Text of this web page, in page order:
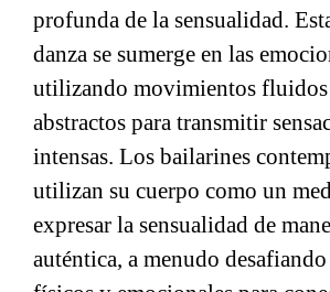
profunda de la sensualidad.
danza se sumerge en las
utilizando movimientos fluidos
abstractos para transmitir
intensas. Los bailarines
utilizan su cuerpo como un
expresar la sensualidad de
auténtica, a menudo